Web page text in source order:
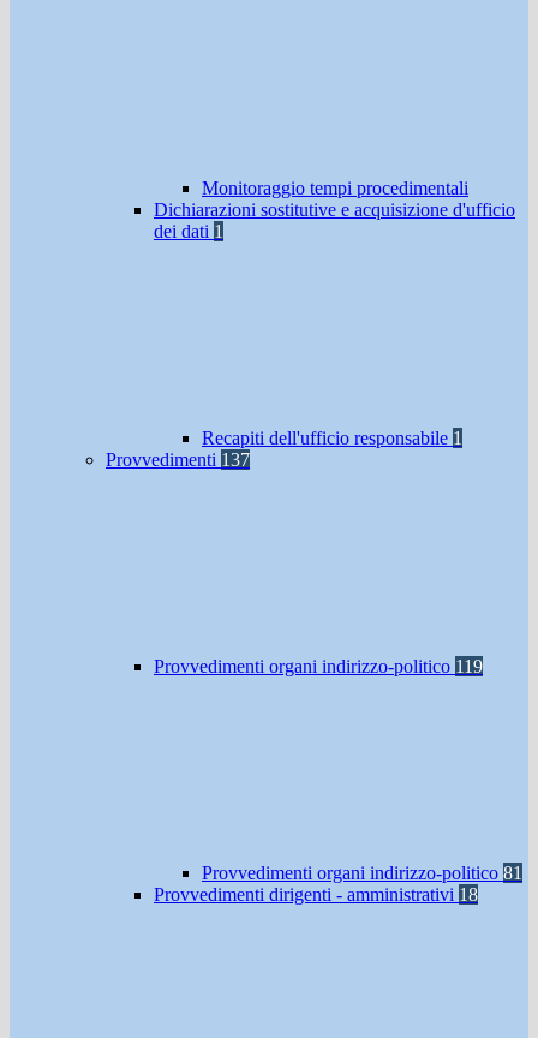
Monitoraggio tempi procedimentali
Dichiarazioni sostitutive e acquisizione d'ufficio
dei dati 1
Recapiti dell'ufficio responsabile 1
Provvedimenti 137
Provvedimenti organi indirizzo-politico 119
Provvedimenti organi indirizzo-politico 81
Provvedimenti dirigenti - amministrativi 18